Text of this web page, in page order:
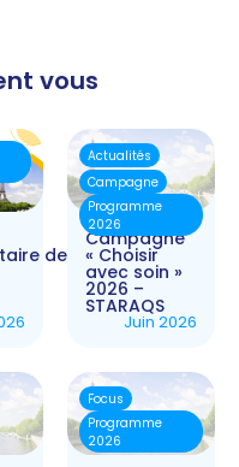
vous
de
Campagne
« Choisir
avec soin »
2026 –
STARAQS
Juin 2026
Actualités
Campagne
Programme
2026
Focus
Programme
2026